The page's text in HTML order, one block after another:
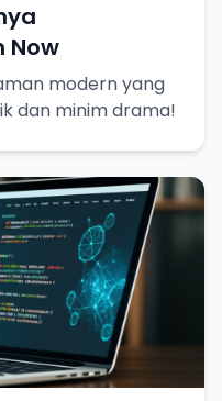
Now
modern yang
dan minim drama!